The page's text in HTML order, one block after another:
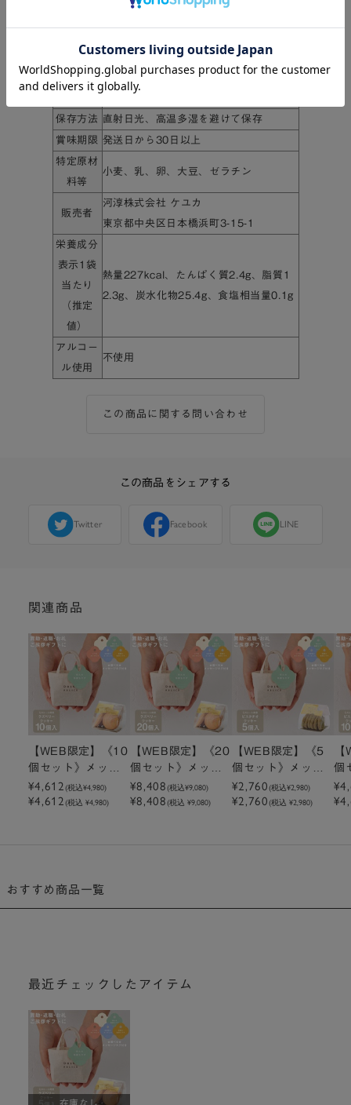
～～～～～～～～～～～～～～～～～～～～
保存方法 直射日光、高温多湿を避けて保存
賞味期限 発送日から30日以上
特定原材
料等
小麦、乳、卵、大豆、ゼラチン
販売者
河淳株式会社 ケユカ
東京都中央区日本橋浜町3-15-1
栄養成分
表示1袋
当たり
（推定
値）
熱量227kcal、たんぱく質2.4g、脂質1
2.3g、炭水化物25.4g、食塩相当量0.1g
アルコー
ル使用
不使用
この商品に関する問い合わせ
この商品をシェアする
Twitter Facebook LINE
関連商品
【WEB限定】《10
個セット》メッセ
ージ付きミニトー
トクッキーラズベ
¥4,612(税込¥4,980)
¥4,612(税込 ¥4,980)
【WEB限定】《20
個セット》メッセ
ージ付きミニトー
トクッキーラズベ
¥8,408(税込¥9,080)
¥8,408(税込 ¥9,080)
【WEB限定】《5
個セット》メッセ
ージ付きミニトー
トクッキーピスタ
¥2,760(税込¥2,980)
¥2,760(税込 ¥2,980)
個
ー
ト
おすすめ商品一覧
最近チェックしたアイテム
在庫なし